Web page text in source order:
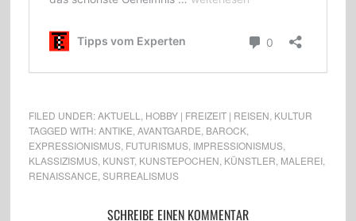
FILED UNDER:AKTUELL HOBBY | FREIZEIT | REISEN KULTUR
TAGGED WITH:ANTIKE AVANTGARDE BAROCK,
EXPRESSIONISMUS, FUTURISMUS, IMPRESSIONISMUS,
KLASSIZISMUS, KUNST, KUNSTEPOCHEN KÜNSTLER MALEREI,
RENAISSANCE SURREALISMUS
SCHREIBE EINEN KOMMENTAR